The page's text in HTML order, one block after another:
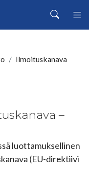
Haku
Ilmoituskanava
–
luottamuksellinen
(EU-direktiivi